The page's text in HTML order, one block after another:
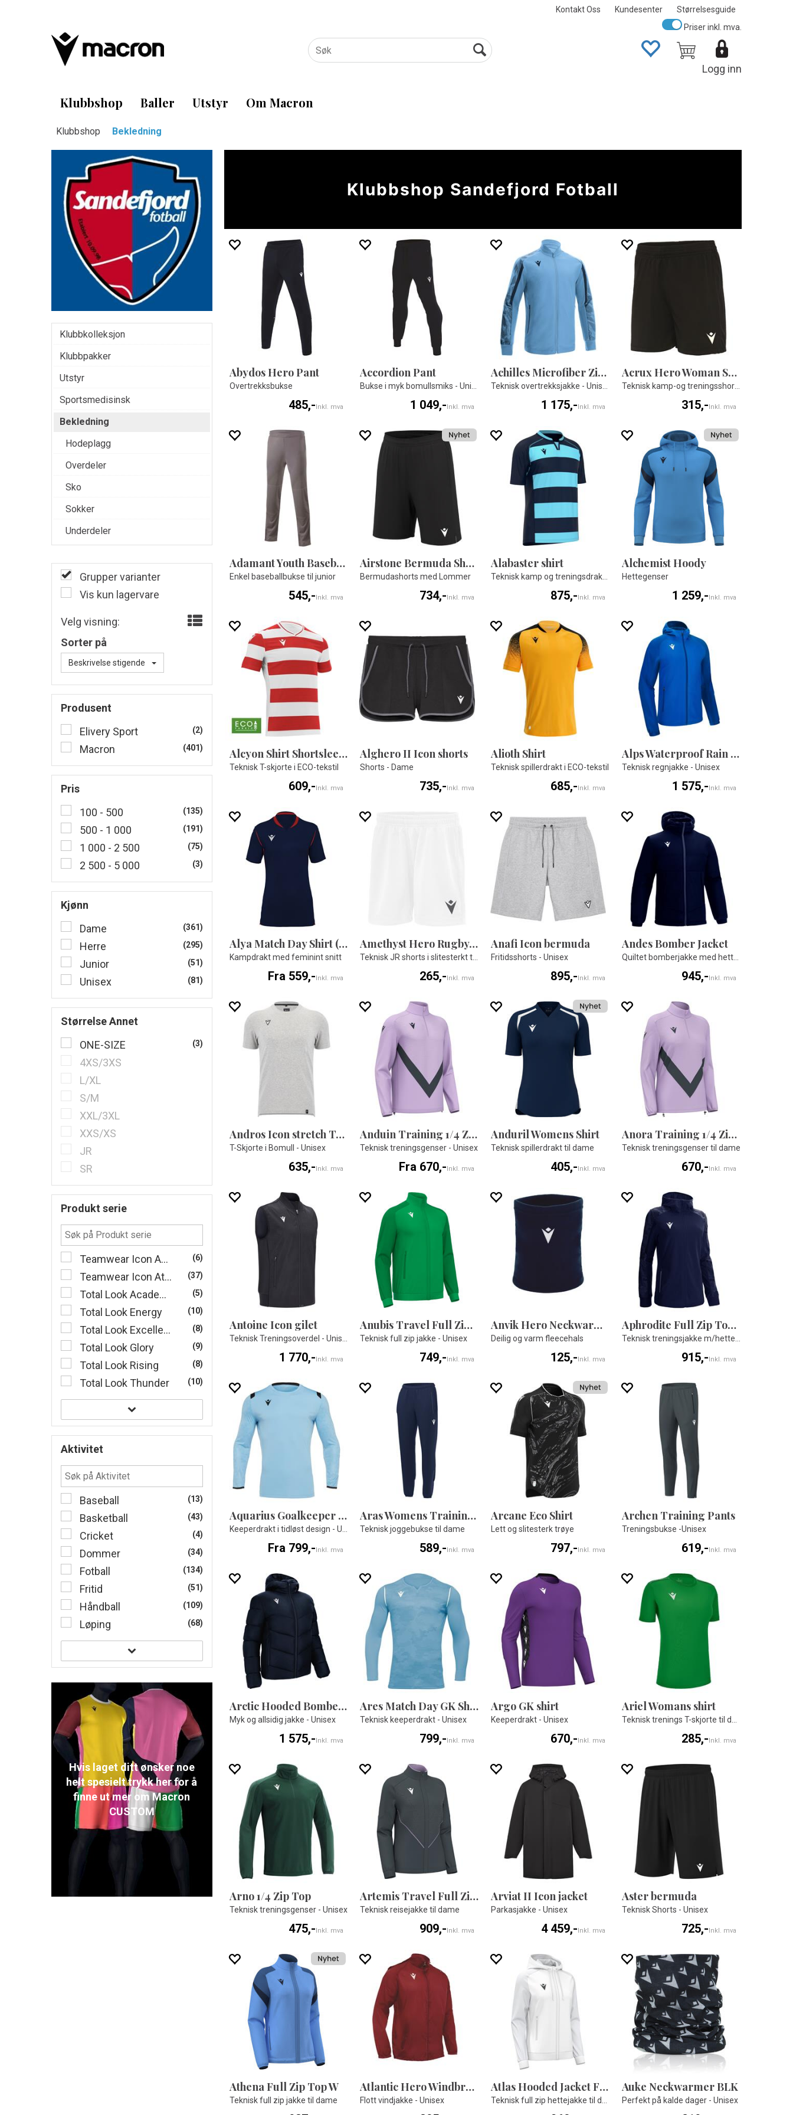
Kontakt Oss Kundesenter Størrelsesguide
Logg inn
Priser inkl. mva.
Klubbshop Baller Utstyr Om Macron
Klubbshop Bekledning
Grupper varianter
Vis kun lagervare
Velg visning:
Sorter på
Beskrivelse stigende
Produsent
Elivery Sport
(2)
Macron (401)
Pris
100 - 500
(135)
500 - 1 000 (191)
1 000 - 2 500 (75)
2 500 - 5 000 (3)
Kjønn
Dame
(361)
Herre (295)
Junior (51)
Unisex (81)
Størrelse Annet
ONE-SIZE
(3)
4XS/3XS
L/XL
S/M
XXL/3XL
XXS/XS
JR
SR
Produkt serie
Teamwear Icon Activewear (6)
Teamwear Icon Athleisure (37)
Total Look Academy Evo (5)
Total Look Energy (10)
Total Look Excellence (8)
Total Look Glory (9)
Total Look Rising (8)
Total Look Thunder (10)
Aktivitet
Baseball (13)
Basketball (43)
Cricket (4)
Dommer (34)
Fotball (134)
Fritid (51)
Håndball (109)
Løping (68)
Klubbkolleksjon
Klubbpakker
Utstyr
Sportsmedisinsk
Bekledning
Hodeplagg
Overdeler
Sko
Sokker
Underdeler
Hvis laget ditt ønsker noe
helt spesielt trykk her for å
finne ut mer om Macron
CUSTOM
Klubbshop Sandefjord Fotball
Abydos Hero Pant
Overtrekksbukse
485,- Inkl. mva
Accordion Pant
1 049,- Inkl. mva
Achilles Microfiber Zip Top
1 175,- Inkl. mva
Acrux Hero Woman Shorts
Teknisk kamp-og treningsshorts til dame
315,- Inkl. mva
Adamant Youth Baseball Pant
Enkel baseballbukse til junior
545,-Inkl. mva
Airstone Bermuda Shorts Dame
Bermudashorts med Lommer
734,-Inkl. mva
Alabaster shirt
875,-Inkl. mva
Alchemist Hoody
Hettegenser
1 259,-Inkl. mva
Alcyon Shirt Shortsleeve
Teknisk T-skjorte i ECO-tekstil
609,-Inkl. mva
Alghero II Icon shorts
Shorts - Dame
735,-Inkl. mva
Alioth Shirt
Teknisk spillerdrakt i ECO-tekstil
685,-Inkl. mva
Alps Waterproof Rain Jacket
Teknisk regnjakke - Unisex
1 575,-Inkl. mva
Alya Match Day Shirt (Dame)
Kampdrakt med feminint snitt
Fra 559,- Inkl. mva
Amethyst Hero Rugby JR Shorts
Teknisk JR shorts i slitesterkt tekstil
265,- Inkl. mva
Anafi Icon bermuda
Fritidsshorts - Unisex
895,- Inkl. mva
Andes Bomber Jacket
Quiltet bomberjakke med hette - Unisex
945,- Inkl. mva
Andros Icon stretch T-shirt
T-Skjorte i Bomull - Unisex
635,- Inkl. mva
Anduin Training 1/4 Zip Top
Teknisk treningsgenser - Unisex
Fra 670,- Inkl. mva
Anduril Womens Shirt
Teknisk spillerdrakt til dame
405,- Inkl. mva
Anora Training 1/4 Zip Top W
Teknisk treningsgenser til dame
670,- Inkl. mva
Antoine Icon gilet
1 770,-Inkl. mva
Anubis Travel Full Zip Top
Teknisk full zip jakke - Unisex
749,-Inkl. mva
Anvik Hero Neckwarmer
Deilig og varm fleecehals
125,-Inkl. mva
Aphrodite Full Zip Top Woman
915,-Inkl. mva
Aquarius Goalkeeper Shirt
Fra 799,-Inkl. mva
Aras Womens Training Pants
Teknisk joggebukse til dame
589,-Inkl. mva
Arcane Eco Shirt
Lett og slitesterk trøye
797,-Inkl. mva
Archen Training Pants
Treningsbukse -Unisex
619,-Inkl. mva
Arctic Hooded Bomber Jacket
Myk og allsidig jakke - Unisex
1 575,-Inkl. mva
Ares Match Day GK Shirt
Teknisk keeperdrakt - Unisex
799,-Inkl. mva
Argo GK shirt
Keeperdrakt - Unisex
670,-Inkl. mva
Ariel Womans shirt
285,-Inkl. mva
Arno 1/4 Zip Top
Teknisk treningsgenser - Unisex
475,- Inkl. mva
Artemis Travel Full Zip Top
Teknisk reisejakke til dame
909,- Inkl. mva
Arviat II Icon jacket
Parkasjakke - Unisex
4 459,- Inkl. mva
Aster bermuda
Teknisk Shorts - Unisex
725,- Inkl. mva
Athena Full Zip Top W
Teknisk full zip jakke til dame
Atlantic Hero Windbreaker
Flott vindjakke - Unisex
Atlas Hooded Jacket Full Zip W Auke Neckwarmer BLK
Perfekt på kalde dager - Unisex